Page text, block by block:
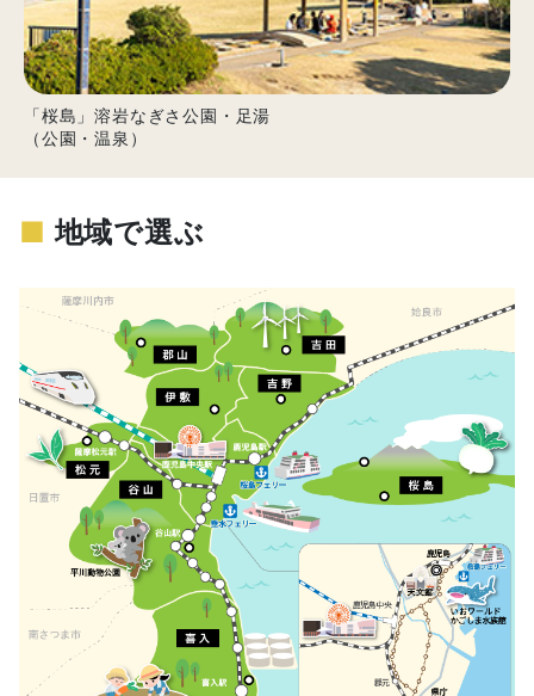
「桜島」溶岩なぎさ公園・足湯
（公園・温泉）
■地域で選ぶ